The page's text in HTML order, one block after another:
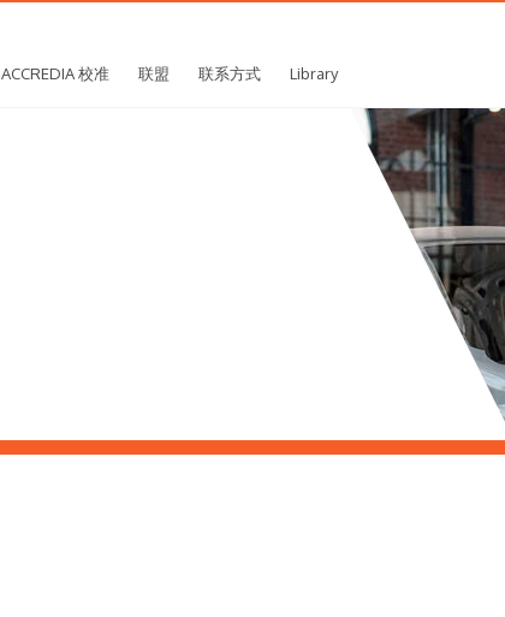
ACCREDIA 校准 联盟 联系方式 Library